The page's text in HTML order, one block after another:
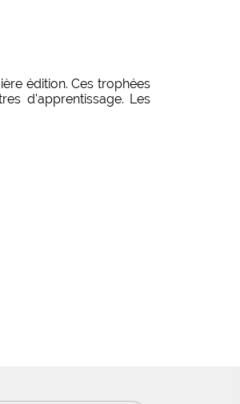
édition. Ces trophées
d'apprentissage. Les